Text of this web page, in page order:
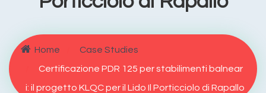
Home
Case Studies
Certificazione PDR 125 per stabilimenti balnear
i: il progetto KLQC per il Lido Il Porticciolo di Rapallo